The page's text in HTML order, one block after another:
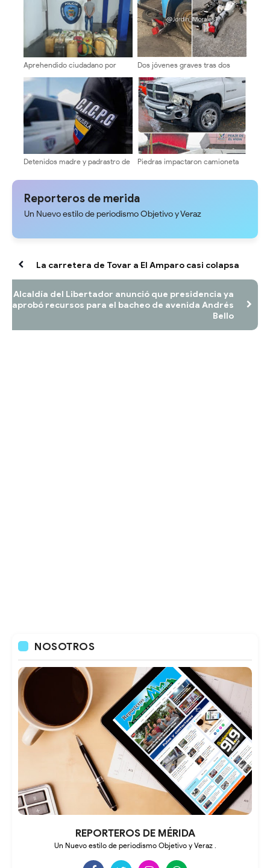
Aprehendido ciudadano por
combustible en la vía hacia
Guaraque
Dos jóvenes graves tras dos
Detenidos madre y padrastro de
Obispo Ramos de Loras
Piedras impactaron camioneta
en la Local 008 de El Vigía -
Mérida
Reporteros de merida
Un Nuevo estilo de periodismo Objetivo y Veraz
La carretera de Tovar a El Amparo casi colapsa
Alcaldía del Libertador anunció que presidencia ya
aprobó recursos para el bacheo de avenida Andrés
Bello
NOSOTROS
REPORTEROS DE MÉRIDA
Un Nuevo estilo de periodismo Objetivo y Veraz .